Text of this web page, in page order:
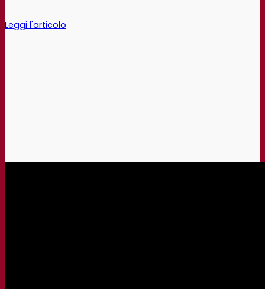
Leggi l'articolo